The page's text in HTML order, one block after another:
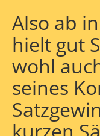
Also ab
hielt gut
wohl
seines